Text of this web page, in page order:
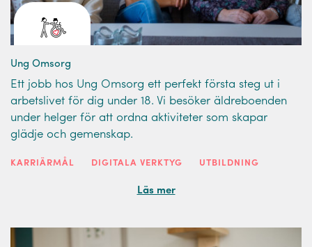
Ung Omsorg
Ett jobb hos Ung Omsorg ett perfekt första steg ut i
arbetslivet för dig under 18. Vi besöker äldreboenden
under helger för att ordna aktiviteter som skapar
glädje och gemenskap.
KARRIÄRMÅL DIGITALA VERKTYG UTBILDNING
Läs mer